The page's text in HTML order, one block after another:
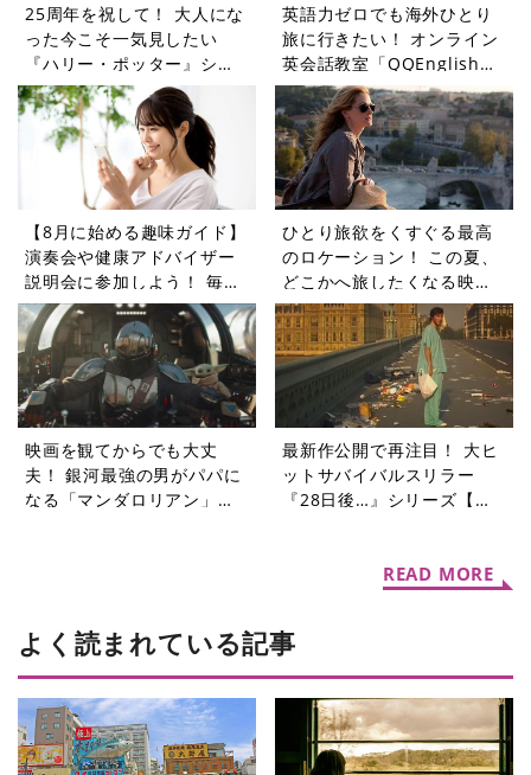
25周年を祝して！ 大人にな
った今こそ一気見したい
『ハリー・ポッター』シリ
ーズ【週末シネマラン
#75】
英語力ゼロでも海外ひとり
旅に行きたい！ オンライン
英会話教室「QQEnglish」
に挑戦してみた
【8月に始める趣味ガイド】
演奏会や健康アドバイザー
説明会に参加しよう！ 毎日
の暮らしに変化をもたらす
ピーティックスイベント5選
ひとり旅欲をくすぐる最高
のロケーション！ この夏、
どこかへ旅したくなる映画3
選【週末シネマラン #74】
映画を観てからでも大丈
夫！ 銀河最強の男がパパに
なる「マンダロリアン」シ
最新作公開で再注目！ 大ヒ
ットサバイバルスリラー
『28日後…』シリーズ【週
READ MORE
よく読まれている記事